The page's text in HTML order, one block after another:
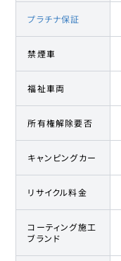
プラチナ保証
禁煙車
福祉車両
所有権解除要否
キャンピングカー
リサイクル料金
コーティング施工
ブランド